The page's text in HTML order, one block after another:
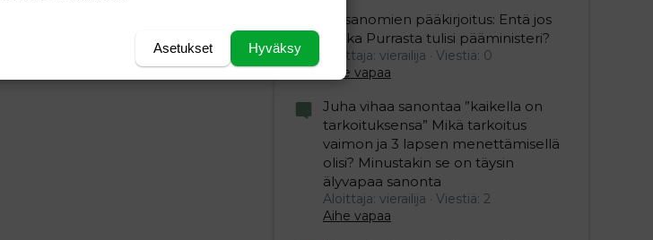
Iltasanomien pääkirjoitus: Entä jos
Riikka Purrasta tulisi pääministeri?
Aloittaja: vierailija
Viestiä: 0
Aihe vapaa
Juha vihaa sanontaa ”kaikella on
tarkoituksensa” Mikä tarkoitus
vaimon ja 3 lapsen menettämisellä
olisi? Minustakin se on täysin
älyvapaa sanonta
Aloittaja: vierailija
Viestiä: 2
Aihe vapaa
Hyväksy
Asetukset